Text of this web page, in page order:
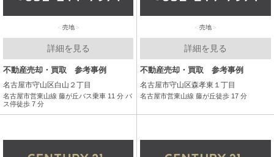
売地
詳細を見る
不動産売却・買取 参考事例
名古屋市守山区白山２丁目
名古屋市営東山線 藤が丘バス乗車 11 分 バ
ス停徒歩 7 分
売地
詳細を見る
不動産売却・買取 参考事例
名古屋市守山区森孝東１丁目
名古屋市営東山線 藤が丘徒歩 17 分